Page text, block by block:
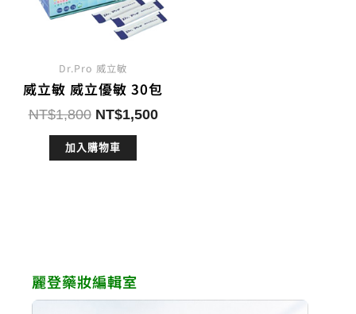
麗登藥妝編輯室
Dr.Pro 威立敏
威立敏 威立優敏 30包
NT$1,800 原
始
價
NT$1,500目
加入購物車